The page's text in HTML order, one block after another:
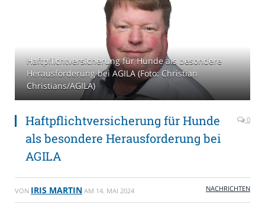
Haftpflichtversicherung für Hunde als besondere
Herausforderung bei AGILA (Foto: Christian
Christians/AGILA)
Haftpflichtversicherung für Hunde
als besondere Herausforderung bei
AGILA
0
VON IRIS MARTIN AM 14. MAI 2024 NACHRICHTEN